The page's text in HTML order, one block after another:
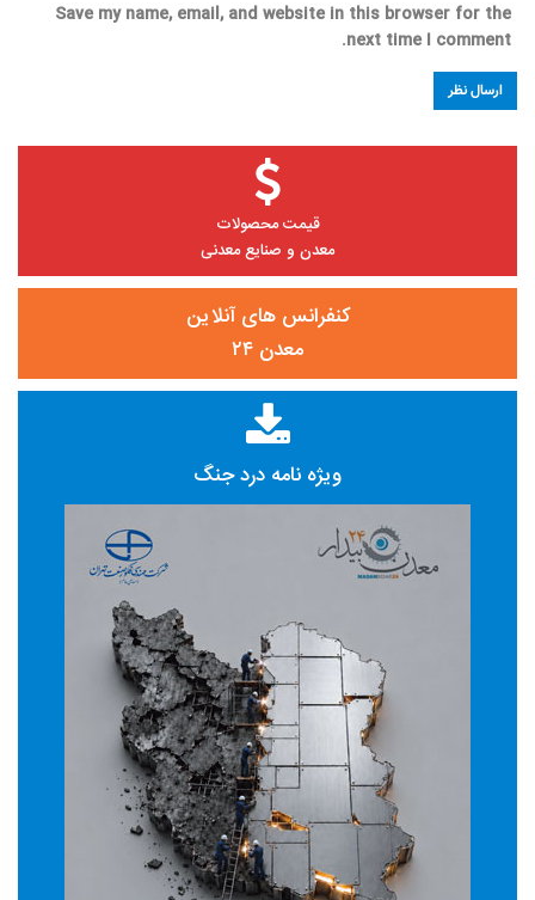
Save my name, email, and website in this browser for the
next time I comment.
قیمت محصولات
معدن و صنایع معدنی
کنفرانس های آنلاین
معدن ۲۴
ویژه نامه درد جنگ